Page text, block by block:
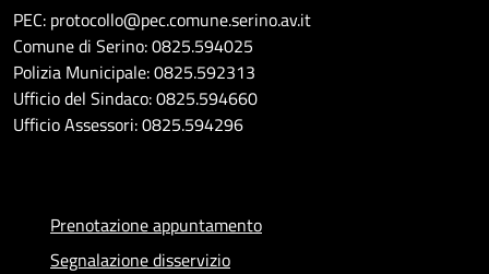
PEC: protocollo@pec.comune.serino.av.it
Comune di Serino: 0825.594025
Polizia Municipale: 0825.592313
Ufficio del Sindaco: 0825.594660
Ufficio Assessori: 0825.594296
Prenotazione appuntamento
Segnalazione disservizio